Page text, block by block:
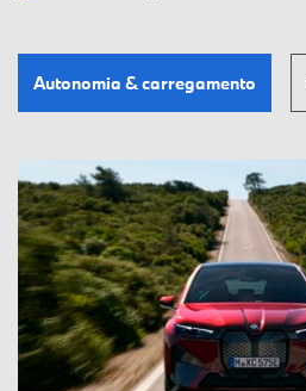
Autonomia & carregamento